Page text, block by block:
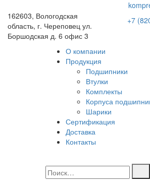
162603, Вологодская
область, г. Череповец ул.
Боршодская д. 6 офис 3
+7
О компании
Продукция
Подшипники
Втулки
Комплекты
Корпуса
Шарики
Сертификация
Доставка
Контакты